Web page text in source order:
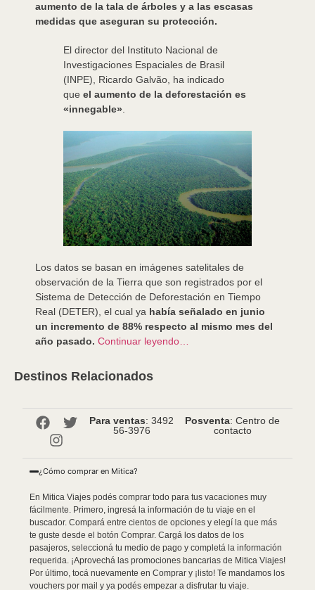
aumento de la tala de árboles y a las escasas
medidas que aseguran su protección.
El director del Instituto Nacional de
Investigaciones Espaciales de Brasil
(INPE), Ricardo Galvão, ha indicado
que el aumento de la deforestación es
«innegable»
Los datos se basan en imágenes satelitales de
observación de la Tierra que son registrados por el
Sistema de Detección de Deforestación en Tiempo
Real (DETER), el cual ya había señalado en junio
un incremento de 88% respecto al mismo mes del
año pasado. Continuar leyendo…
Destinos Relacionados
Para ventas: 3492
56-3976
Posventa: Centro de
contacto
¿Cómo comprar en Mitica?
En Mitica Viajes podés comprar todo para tus vacaciones muy
fácilmente. Primero, ingresá la información de tu viaje en el
buscador. Compará entre cientos de opciones y elegí la que más
te guste desde el botón Comprar. Cargá los datos de los
pasajeros, seleccioná tu medio de pago y completá la información
requerida. ¡Aprovechá las promociones bancarias de Mitica Viajes!
Por último, tocá nuevamente en Comprar y ¡listo! Te mandamos los
vouchers por mail y ya podés empezar a disfrutar tu viaje.